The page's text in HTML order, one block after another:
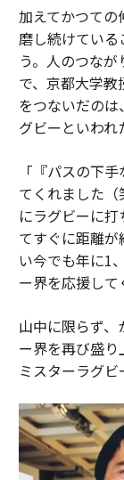
加えてかつて
磨し続けてい
う。人のつな
で、京都大学
をつないだの
グビーといわれ
「『パスの下
てくれました
にラグビーに
てすぐに距離
い今でも年に1
ー界を応援して
山中に限らず
ー界を再び盛
ミスターラグビ